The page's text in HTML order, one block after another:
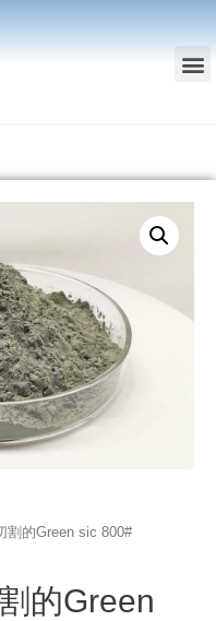
割的Green sic 800#
的Green